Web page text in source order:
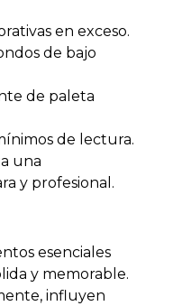
en exceso.
de bajo
de paleta
de lectura.
una
y profesional.
esenciales
y memorable.
influyen